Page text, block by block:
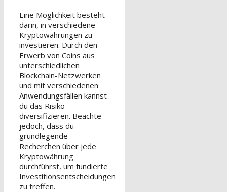
Eine Möglichkeit besteht
darin, in verschiedene
Kryptowährungen zu
investieren. Durch den
Erwerb von Coins aus
unterschiedlichen
Blockchain-Netzwerken
und mit verschiedenen
Anwendungsfällen kannst
du das Risiko
diversifizieren. Beachte
jedoch, dass du
grundlegende
Recherchen über jede
Kryptowährung
durchführst, um fundierte
Investitionsentscheidungen
zu treffen.